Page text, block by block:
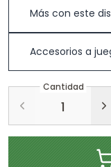
Más con este
Accesorios a
Cantidad